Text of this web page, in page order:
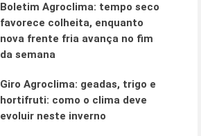
Boletim Agroclima: tempo seco
favorece colheita, enquanto
nova frente fria avança no fim
da semana
Giro Agroclima: geadas, trigo e
hortifruti: como o clima deve
evoluir neste inverno